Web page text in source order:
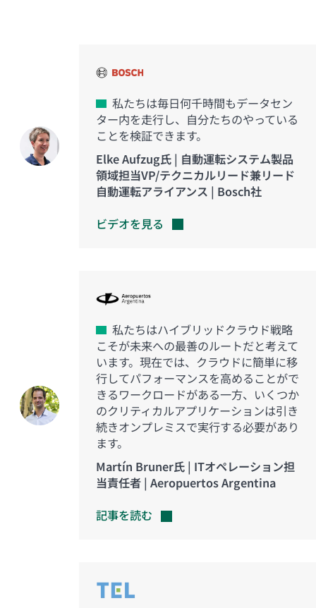
私たちは毎日何千時間もデータセン
ター内を走行し、自分たちのやっている
ことを検証できます。
Elke Aufzug氏 | 自動運転システム製品
領域担当VP/テクニカルリード兼リード
自動運転アライアンス | Bosch社
ビデオを見る
私たちはハイブリッドクラウド戦略
こそが未来への最善のルートだと考えて
います。現在では、クラウドに簡単に移
行してパフォーマンスを高めることがで
きるワークロードがある一方、いくつか
のクリティカルアプリケーションは引き
続きオンプレミスで実行する必要があり
ます。
Martín Bruner氏 | ITオペレーション担
当責任者 | Aeropuertos Argentina
記事を読む